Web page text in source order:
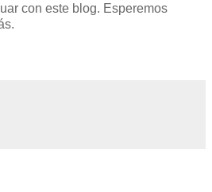
con este blog. Esperemos